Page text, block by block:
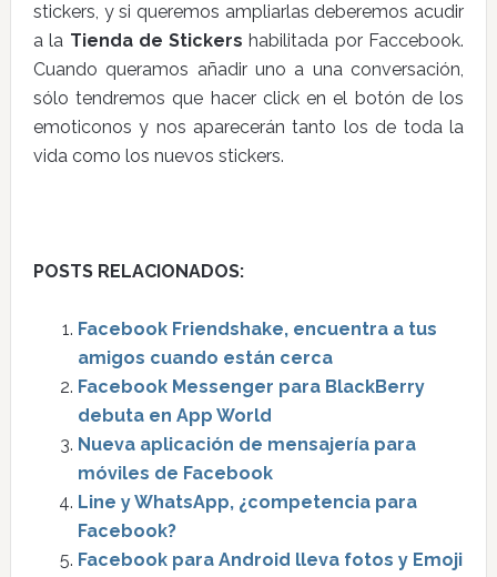
stickers, y si queremos ampliarlas deberemos acudir
a la Tienda de Stickers habilitada por Faccebook.
Cuando queramos añadir uno a una conversación,
sólo tendremos que hacer click en el botón de los
emoticonos y nos aparecerán tanto los de toda la
vida como los nuevos stickers.
POSTS RELACIONADOS:
Facebook Friendshake, encuentra a tus
amigos cuando están cerca
Facebook Messenger para BlackBerry
debuta en App World
Nueva aplicación de mensajería para
móviles de Facebook
Line y WhatsApp, ¿competencia para
Facebook?
Facebook para Android lleva fotos y Emoji